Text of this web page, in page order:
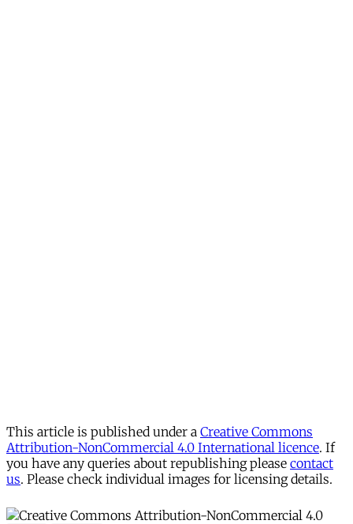
This article is published under a Creative Commons
Attribution-NonCommercial 4.0 International licence. If
you have any queries about republishing please contact
us. Please check individual images for licensing details.